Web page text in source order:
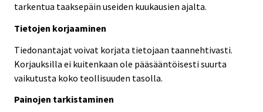
tarkentua taaksepäin useiden kuukausien ajalta.
Tietojen korjaaminen
Tiedonantajat voivat korjata tietojaan taannehtivasti.
Korjauksilla ei kuitenkaan ole pääsääntöisesti suurta
vaikutusta koko teollisuuden tasolla.
Painojen tarkistaminen